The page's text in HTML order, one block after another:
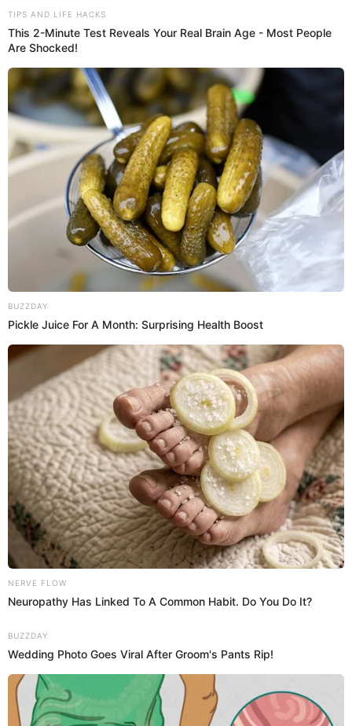
Mary Ann Antunez Cueva
elpopular.pe
elpopular.pe
05 Jul 2026 | 16:59 h
Actualizado05 Jul 2026 | 16:59 h